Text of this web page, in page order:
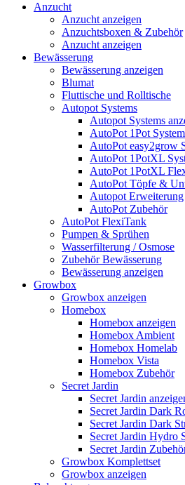
Anzucht
Anzucht anzeigen
Anzuchtsboxen & Zubehör
Anzucht anzeigen
Bewässerung
Bewässerung anzeigen
Blumat
Fluttische und Rolltische
Autopot Systems
Autopot Systems
AutoPot 1Pot System
AutoPot easy2grow
AutoPot 1PotXL
AutoPot 1PotXL
AutoPot Töpfe &
Autopot Erweiterung
AutoPot Zubehör
AutoPot FlexiTank
Pumpen & Sprühen
Wasserfilterung / Osmose
Zubehör Bewässerung
Bewässerung anzeigen
Growbox
Growbox anzeigen
Homebox
Homebox anzeigen
Homebox Ambient
Homebox Homelab
Homebox Vista
Homebox Zubehör
Secret Jardin
Secret Jardin
Secret Jardin Dark
Secret Jardin Dark
Secret Jardin Hydro
Secret Jardin
Growbox Komplettset
Growbox anzeigen